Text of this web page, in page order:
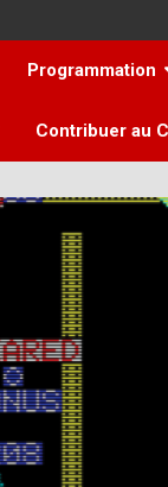
Programmation
Contribuer au